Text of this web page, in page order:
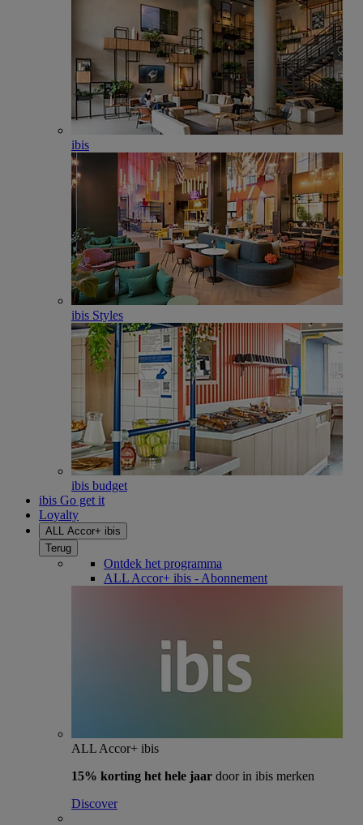
ibis
ibis Styles
ibis budget
ibis Go get it
Loyalty
ALL Accor+ ibis
Terug
Ontdek het programma
ALL Accor+ ibis - Abonnement
ALL Accor+ ibis
15% korting het hele jaar door in ibis merken
Discover